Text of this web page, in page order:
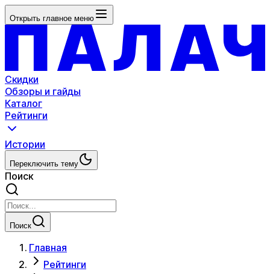
Открыть главное меню
Скидки
Обзоры и гайды
Каталог
Рейтинги
Истории
Переключить тему
Поиск
Поиск
Главная
Рейтинги